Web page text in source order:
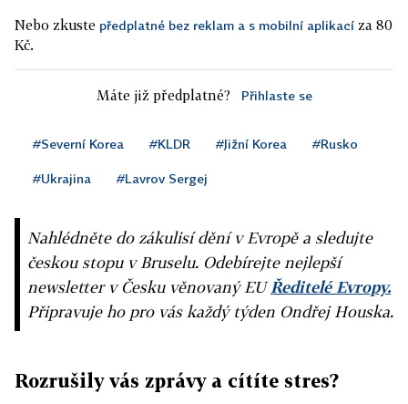
Nebo zkuste předplatné bez reklam a s mobilní aplikací za 80
Kč.
Máte již předplatné? Přihlaste se
#Severní Korea #KLDR #Jižní Korea #Rusko
#Ukrajina #Lavrov Sergej
Nahlédněte do zákulisí dění v Evropě a sledujte
českou stopu v Bruselu. Odebírejte nejlepší
newsletter v Česku věnovaný EUŘeditelé Evropy.
Připravuje ho pro vás každý týden Ondřej Houska.
Rozrušily vás zprávy a cítíte stres?